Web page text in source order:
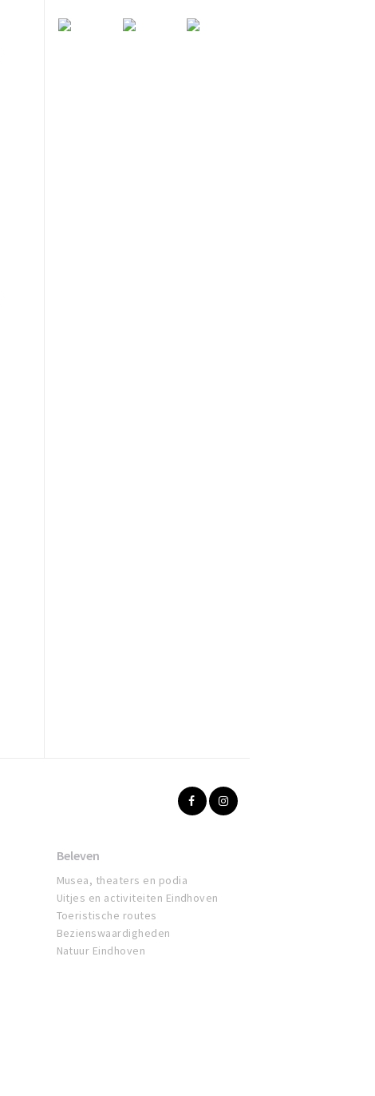
Beleven
Musea, theaters en podia
Uitjes en activiteiten Eindhoven
Toeristische routes
Bezienswaardigheden
Natuur Eindhoven